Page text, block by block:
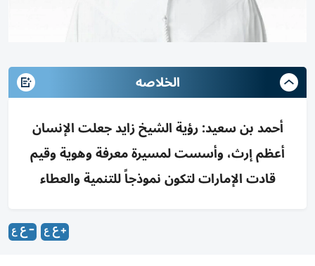
الخلاصه
أحمد بن سعيد: رؤية الشيخ زايد جعلت الإنسان
أعظم إرث، وأسست لمسيرة معرفة وهوية وقيم
قادت الإمارات لتكون نموذجاً للتنمية والعطاء